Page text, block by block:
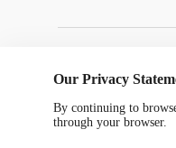
Our Privacy
By continuing to
through your browser.